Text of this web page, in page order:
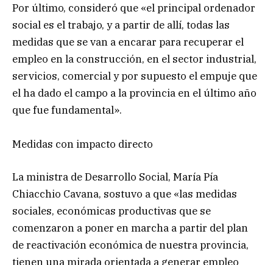
Por último, consideró que «el principal ordenador
social es el trabajo, y a partir de allí, todas las
medidas que se van a encarar para recuperar el
empleo en la construcción, en el sector industrial,
servicios, comercial y por supuesto el empuje que
el ha dado el campo a la provincia en el último año
que fue fundamental».
Medidas con impacto directo
La ministra de Desarrollo Social, María Pía
Chiacchio Cavana, sostuvo a que «las medidas
sociales, económicas productivas que se
comenzaron a poner en marcha a partir del plan
de reactivación económica de nuestra provincia,
tienen una mirada orientada a generar empleo